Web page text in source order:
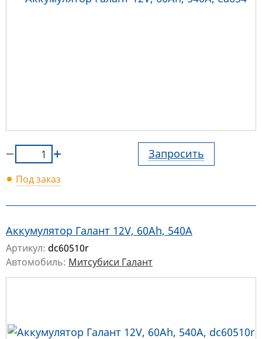
Запросить
Под заказ
Аккумулятор Галант 12V, 60Ah, 540A
Артикул: dc60510r
Автомобиль: Митсубиси Галант